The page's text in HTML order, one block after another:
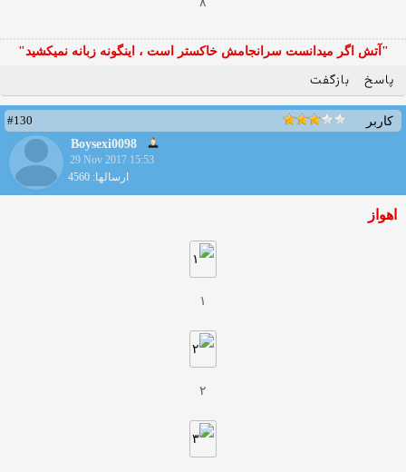
"آتش اگر ميدانست سرانجامش خاكستر است ، اينگونه زبانه نميكشيد"
پاسخ بازگفت
کاربر
#130
Boysexi0098
29 Nov 2017 15:53
ارسالها: 4560
اهواز
۱
۲